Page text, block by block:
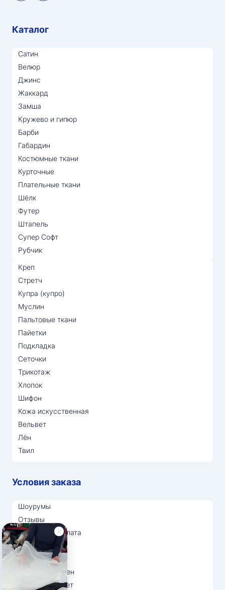
Каталог
Сатин
Велюр
Джинс
Жаккард
Замша
Кружево и гипюр
Барби
Габардин
Костюмные ткани
Курточные
Плательные ткани
Шёлк
Футер
Штапель
Супер Софт
Рубчик
Креп
Стретч
Купра (купро)
Муслин
Пальтовые ткани
Пайетки
Подкладка
Сеточки
Трикотаж
Хлопок
Шифон
Кожа искусственная
Вельвет
Лён
Твил
Условия заказа
Шоурумы
Отзывы
Доставка и оплата
О нас
Вопрос-ответ
Возврат и обмен
Личный кабинет